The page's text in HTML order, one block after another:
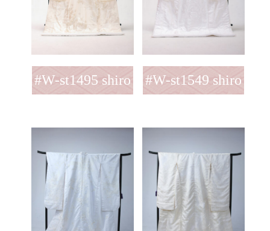
#W-st1495 shiro #W-st1549 shiro